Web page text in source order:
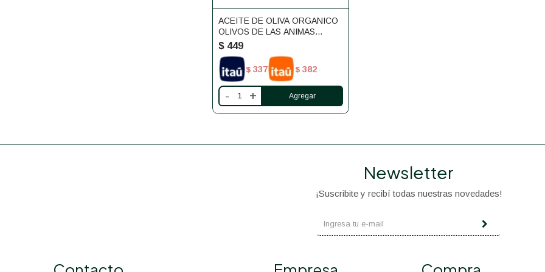
ACEITE DE OLIVA ORGANICO
OLIVOS DE LAS ANIMAS
250ML
$ 449
$ 337 $ 382
- +
Newsletter
¡Suscribite y recibí todas nuestras novedades!